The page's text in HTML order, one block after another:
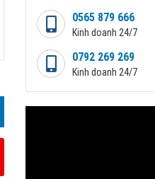
0565 879 666
Kinh doanh 24/7
0792 269 269
Kinh doanh 24/7